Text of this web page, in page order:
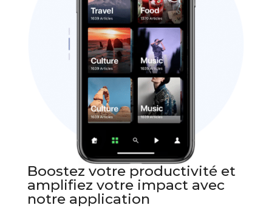
Boostez votre productivité et
amplifiez votre impact avec
notre application